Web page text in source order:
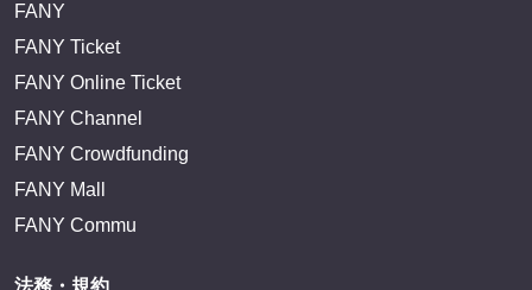
FANY
FANY Ticket
FANY Online Ticket
FANY Channel
FANY Crowdfunding
FANY Mall
FANY Commu